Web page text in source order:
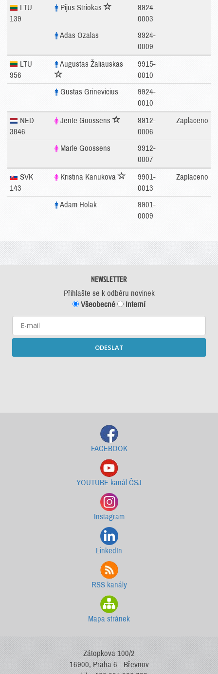
LTU
139
Pijus Striokas
9924-
0003
Adas Ozalas
9924-
0009
LTU
956
Augustas Žaliauskas
9915-
0010
Gustas Grinevicius
9924-
0010
NED
3846
Jente Goossens
9912-
0006
Zaplaceno
Marle Goossens
9912-
0007
SVK
143
Kristina Kanukova
9901-
0013
Zaplaceno
Adam Holak
9901-
0009
NEWSLETTER
Přihlašte se k odběru novinek
Všeobecné
Interní
ODESLAT
FACEBOOK
YOUTUBE kanál ČSJ
Instagram
LinkedIn
RSS kanály
Mapa stránek
Zátopkova 100/2
16900, Praha 6 - Břevnov